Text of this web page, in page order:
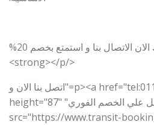
<p><strong>يمكنك الان الاتصال بنا و استمتع بخصم 20%
</strong></p>
<p><a href="tel:0115110121"><img alt="اتصل بنا الان و
احصل علي الخصم الفوري" height="87"
src="https://www.transit-